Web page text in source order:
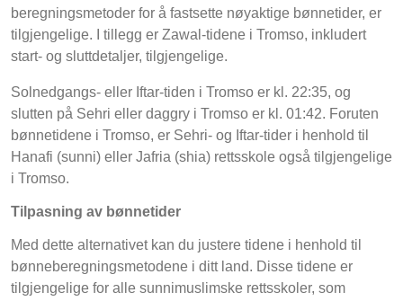
beregningsmetoder for å fastsette nøyaktige bønnetider, er
tilgjengelige. I tillegg er Zawal-tidene i Tromso, inkludert
start- og sluttdetaljer, tilgjengelige.
Solnedgangs- eller Iftar-tiden i Tromso er kl. 22:35, og
slutten på Sehri eller daggry i Tromso er kl. 01:42. Foruten
bønnetidene i Tromso, er Sehri- og Iftar-tider i henhold til
Hanafi (sunni) eller Jafria (shia) rettsskole også tilgjengelige
i Tromso.
Tilpasning av bønnetider
Med dette alternativet kan du justere tidene i henhold til
bønneberegningsmetodene i ditt land. Disse tidene er
tilgjengelige for alle sunnimuslimske rettsskoler, som